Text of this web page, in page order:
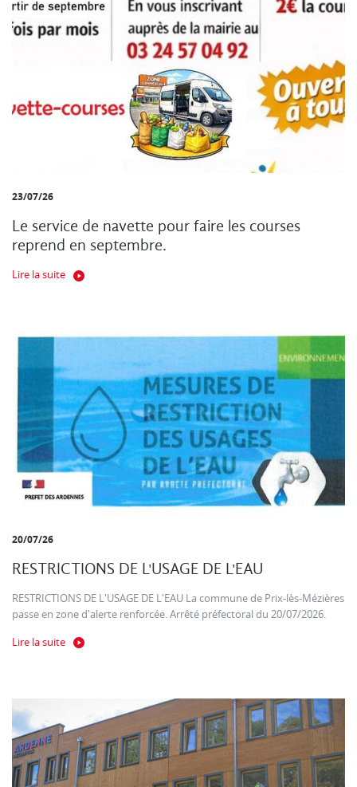
23/07/26
Le service de navette pour faire les courses
reprend en septembre.
Lire la suite
20/07/26
RESTRICTIONS DE L'USAGE DE L'EAU
RESTRICTIONS DE L'USAGE DE L'EAU La commune de Prix-lès-Mézières
passe en zone d'alerte renforcée. Arrêté préfectoral du 20/07/2026.
Lire la suite